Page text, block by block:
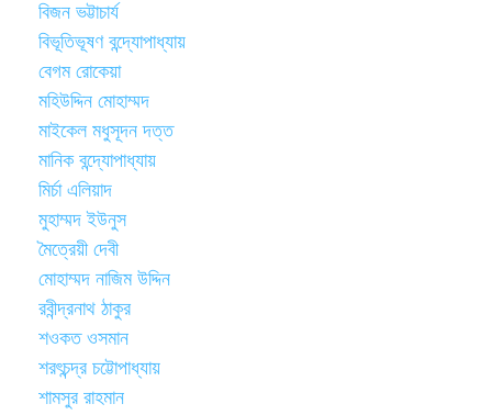
বিজন ভট্টাচার্য
বিভূতিভূষণ বন্দ্যোপাধ্যায়
বেগম রোকেয়া
মহিউদ্দিন মোহাম্মদ
মাইকেল মধুসূদন দত্ত
মানিক বন্দ্যোপাধ্যায়
মির্চা এলিয়াদ
মুহাম্মদ ইউনুস
মৈত্রেয়ী দেবী
মোহাম্মদ নাজিম উদ্দিন
রবীন্দ্রনাথ ঠাকুর
শওকত ওসমান
শরৎচন্দ্র চট্টোপাধ্যায়
শামসুর রাহমান